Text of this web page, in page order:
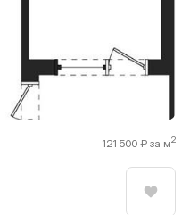
121 500 ₽ за м2